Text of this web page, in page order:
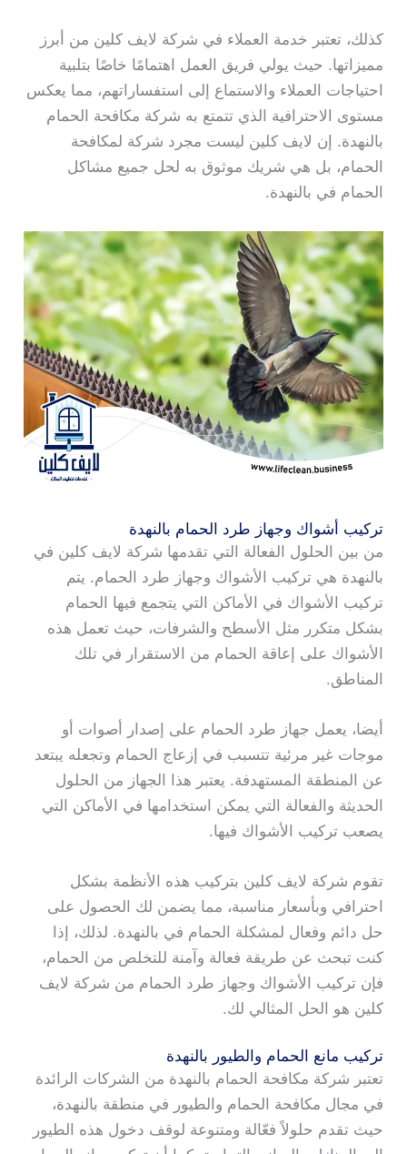
كذلك، تعتبر خدمة العملاء في شركة لايف كلين من أبرز
مميزاتها. حيث يولي فريق العمل اهتمامًا خاصًا بتلبية
احتياجات العملاء والاستماع إلى استفساراتهم، مما يعكس
مستوى الاحترافية الذي تتمتع به شركة مكافحة الحمام
بالنهدة. إن لايف كلين ليست مجرد شركة لمكافحة
الحمام، بل هي شريك موثوق به لحل جميع مشاكل
الحمام في بالنهدة.
تركيب أشواك وجهاز طرد الحمام بالنهدة
من بين الحلول الفعالة التي تقدمها شركة لايف كلين في
بالنهدة هي تركيب الأشواك وجهاز طرد الحمام. يتم
تركيب الأشواك في الأماكن التي يتجمع فيها الحمام
بشكل متكرر مثل الأسطح والشرفات، حيث تعمل هذه
الأشواك على إعاقة الحمام من الاستقرار في تلك
المناطق.
أيضا، يعمل جهاز طرد الحمام على إصدار أصوات أو
موجات غير مرئية تتسبب في إزعاج الحمام وتجعله يبتعد
عن المنطقة المستهدفة. يعتبر هذا الجهاز من الحلول
الحديثة والفعالة التي يمكن استخدامها في الأماكن التي
يصعب تركيب الأشواك فيها.
تقوم شركة لايف كلين بتركيب هذه الأنظمة بشكل
احترافي وبأسعار مناسبة، مما يضمن لك الحصول على
حل دائم وفعال لمشكلة الحمام في بالنهدة. لذلك، إذا
كنت تبحث عن طريقة فعالة وآمنة للتخلص من الحمام،
فإن تركيب الأشواك وجهاز طرد الحمام من شركة لايف
كلين هو الحل المثالي لك.
تركيب مانع الحمام والطيور بالنهدة
تعتبر شركة مكافحة الحمام بالنهدة من الشركات الرائدة
في مجال مكافحة الحمام والطيور في منطقة بالنهدة،
حيث تقدم حلولاً فعّالة ومتنوعة لوقف دخول هذه الطيور